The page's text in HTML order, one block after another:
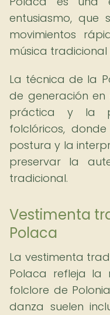
entusiasmo, que
movimientos
música
La técnica de la
de generación
práctica y la
folclóricos,
postura y la
preservar la
tradicional.
Vestimenta
Polaca
La vestimenta
Polaca refleja la
folclore de
danza suelen